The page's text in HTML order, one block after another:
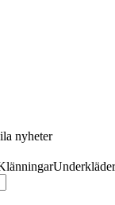
nyheter
Underkläder